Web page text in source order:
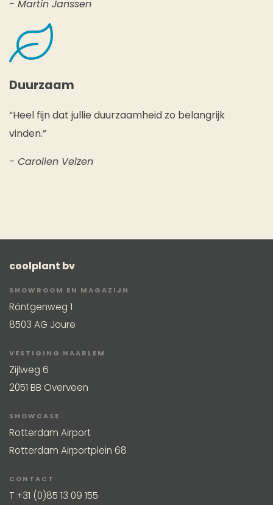
- Martin Janssen
Duurzaam
“Heel fijn dat jullie duurzaamheid zo belangrijk
vinden.”
- Carolien Velzen
coolplant bv
SHOWROOM EN MAGAZIJN
Röntgenweg 1
8503 AG Joure
VESTIGING HAARLEM
Zijlweg 6
2051 BB Overveen
SHOWCASE
Rotterdam Airport
Rotterdam Airportplein 68
CONTACT
T +31 (0)85 13 09 155